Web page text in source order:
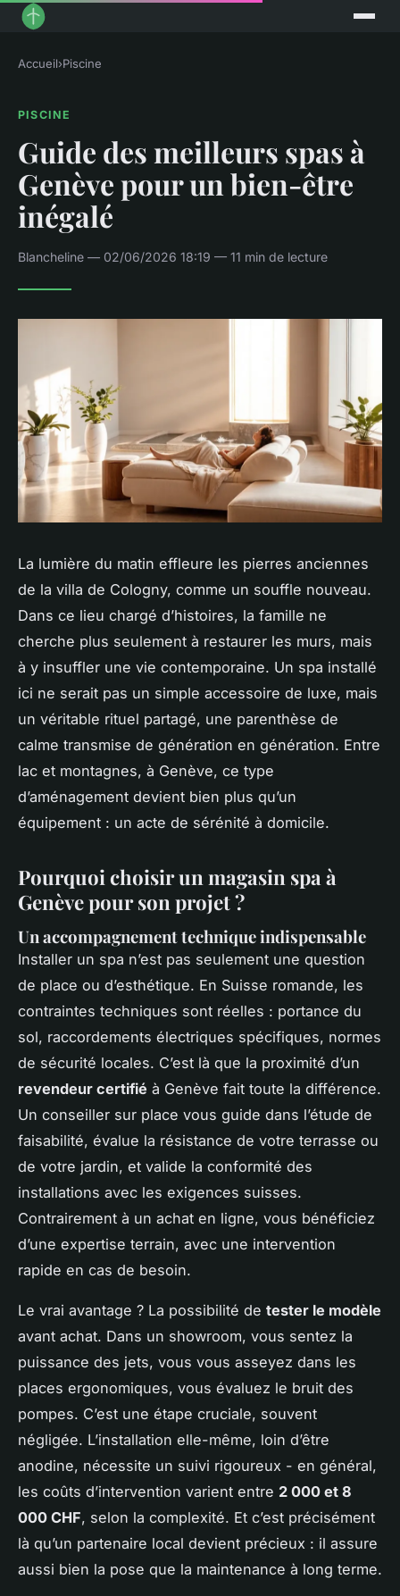
Accueil›Piscine
PISCINE
Guide des meilleurs spas à
Genève pour un bien-être
inégalé
Blancheline — 02/06/2026 18:19 — 11 min de lecture
La lumière du matin effleure les pierres anciennes
de la villa de Cologny, comme un souffle nouveau.
Dans ce lieu chargé d’histoires, la famille ne
cherche plus seulement à restaurer les murs, mais
à y insuffler une vie contemporaine. Un spa installé
ici ne serait pas un simple accessoire de luxe, mais
un véritable rituel partagé, une parenthèse de
calme transmise de génération en génération. Entre
lac et montagnes, à Genève, ce type
d’aménagement devient bien plus qu’un
équipement : un acte de sérénité à domicile.
Pourquoi choisir un magasin spa à
Genève pour son projet ?
Un accompagnement technique indispensable
Installer un spa n’est pas seulement une question
de place ou d’esthétique. En Suisse romande, les
contraintes techniques sont réelles : portance du
sol, raccordements électriques spécifiques, normes
de sécurité locales. C’est là que la proximité d’un
revendeur certifié à Genève fait toute la différence.
Un conseiller sur place vous guide dans l’étude de
faisabilité, évalue la résistance de votre terrasse ou
de votre jardin, et valide la conformité des
installations avec les exigences suisses.
Contrairement à un achat en ligne, vous bénéficiez
d’une expertise terrain, avec une intervention
rapide en cas de besoin.
Le vrai avantage ? La possibilité de tester le modèle
avant achat. Dans un showroom, vous sentez la
puissance des jets, vous vous asseyez dans les
places ergonomiques, vous évaluez le bruit des
pompes. C’est une étape cruciale, souvent
négligée. L’installation elle-même, loin d’être
anodine, nécessite un suivi rigoureux - en général,
les coûts d’intervention varient entre 2 000 et 8
000 CHF, selon la complexité. Et c’est précisément
là qu’un partenaire local devient précieux : il assure
aussi bien la pose que la maintenance à long terme.